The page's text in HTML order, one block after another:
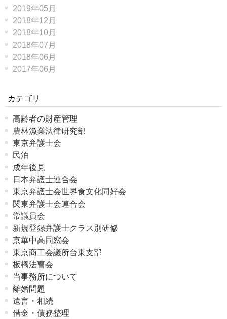
2019年05月
2018年12月
2018年10月
2018年07月
2018年06月
2017年06月
カテゴリ
高齢者の財産管理
農林漁業法律研究部
東京弁護士会
民泊
成年後見
日本弁護士連合会
東京弁護士会世界食文化同好会
関東弁護士会連合会
常議員会
新規登録弁護士クラス別研修
京華中高同窓会
東京商工会議所台東支部
板橋法曹会
当事務所について
離婚問題
遺言・相続
借金・債務整理